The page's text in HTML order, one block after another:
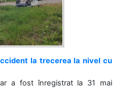
la trecerea la nivel cu
a fost înregistrat la 31 mai